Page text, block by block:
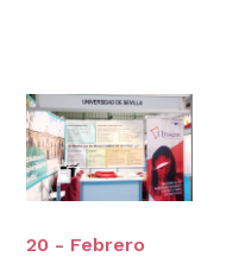
20 - Febrero